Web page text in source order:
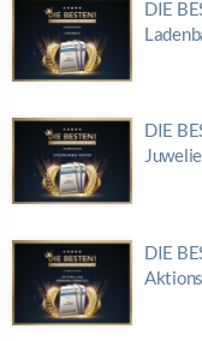
DIE
DIE
DIE